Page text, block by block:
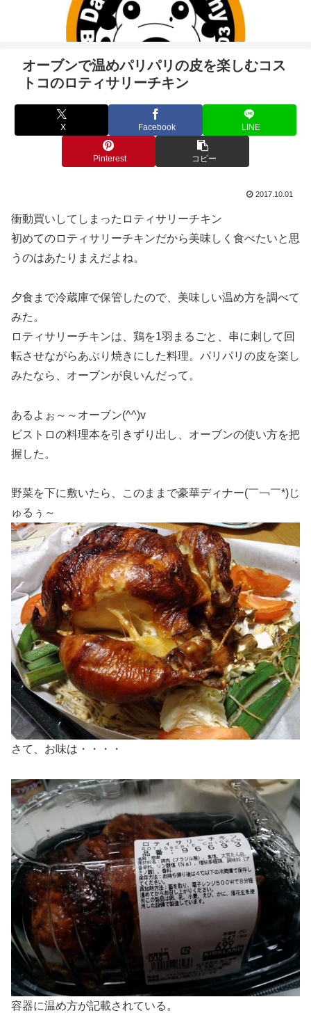
オーブンで温めパリパリの皮を楽しむコス
トコのロティサリーチキン
X Facebook LINE
Pinterest コピー
2017.10.01
衝動買いしてしまったロティサリーチキン
初めてのロティサリーチキンだから美味しく食べたいと思
うのはあたりまえだよね。
夕食まで冷蔵庫で保管したので、美味しい温め方を調べて
みた。
ロティサリーチキンは、鶏を1羽まるごと、串に刺して回
転させながらあぶり焼きにした料理。パリパリの皮を楽し
みたなら、オーブンが良いんだって。
あるよぉ～～オーブン(^^)v
ビストロの料理本を引きずり出し、オーブンの使い方を把
握した。
野菜を下に敷いたら、このままで豪華ディナー(￣￢￣*)じ
ゅるぅ～
さて、お味は・・・・
容器に温め方が記載されている。